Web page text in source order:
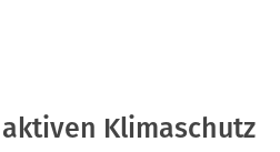
Klimaschutz